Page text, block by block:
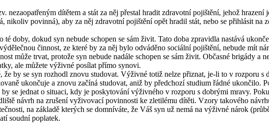
nezaopatřeným dítětem a stát za něj přestal hradit zdravotní pojištění, jehož
nikoliv povinná), aby za něj zdravotní pojištění opět hradil stát, nebo se přihlásit
doby, dokud syn nebude schopen se sám živit. Tato doba zpravidla nastává
činnost, ze které by za něj bylo odváděno sociální pojištění, nebude mít
může trvat, protože syn nebude nadále schopen se sám živit. Občasné brigády a
ale můžete výživné posílat přímo synovi.
že by se syn rozhodl znovu studovat. Výživné totiž nelze přiznat, je-li to v rozporu
ukončuje a znovu začíná studovat, aniž by předchozí studium řádné
se jednat o situaci, kdy je poskytování výživného v rozporu s dobrými mravy.
návrh na zrušení vyživovací povinnosti ke zletilému dítěti. Vzory takového
na základě kterých se domníváte, že Váš syn už nemá na výživné nárok
soudní poplatek.